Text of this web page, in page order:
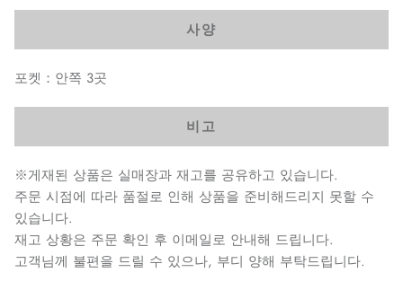
사양
포켓：안쪽 3곳
비고
※게재된 상품은 실매장과 재고를 공유하고 있습니다.
주문 시점에 따라 품절로 인해 상품을 준비해드리지 못할 수
있습니다.
재고 상황은 주문 확인 후 이메일로 안내해 드립니다.
고객님께 불편을 드릴 수 있으나, 부디 양해 부탁드립니다.